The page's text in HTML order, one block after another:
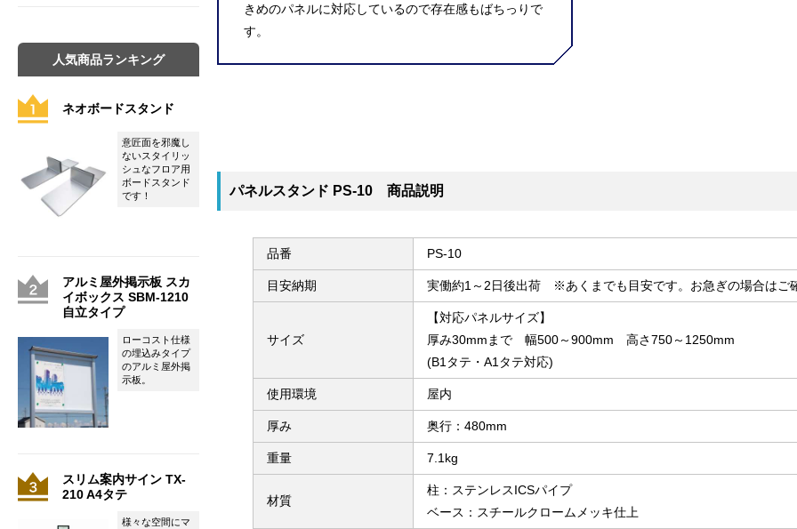
きめのパネルに対応しているので存在感もばちっりで
す。
パネルスタンド PS-10 商品説明
品番 PS-10
目安納期 実働約1～2日後出荷 ※あくまでも目安です。お急ぎの場合はご
サイズ
【対応パネルサイズ】
厚み30mmまで 幅500～900mm 高さ750～1250mm
(B1タテ・A1タテ対応)
使用環境 屋内
厚み 奥行：480mm
重量 7.1kg
材質
柱：ステンレスICSパイプ
ベース：スチールクロームメッキ仕上
人気商品ランキング
ネオボードスタンド
意匠面を邪魔し
ないスタイリッ
シュなフロア用
ボードスタンド
です！
アルミ屋外掲示板 スカ
イボックス SBM-1210
自立タイプ
ローコスト仕様
の埋込みタイプ
のアルミ屋外掲
示板。
スリム案内サイン TX-
210 A4タテ
様々な空間にマ